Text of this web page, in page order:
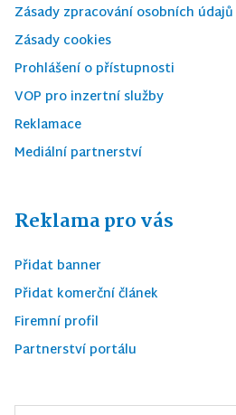
Zásady zpracování osobních údajů
Zásady cookies
Prohlášení o přístupnosti
VOP pro inzertní služby
Reklamace
Mediální partnerství
Reklama pro vás
Přidat banner
Přidat komerční článek
Firemní profil
Partnerství portálu